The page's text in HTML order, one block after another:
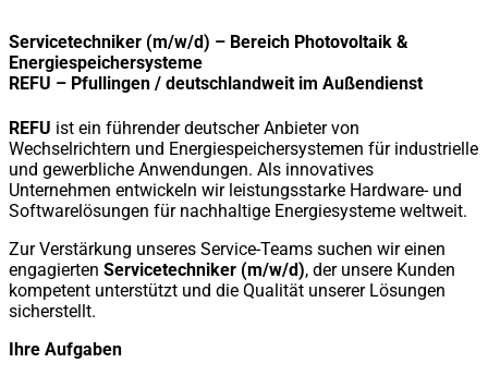
Servicetechniker (m/w/d) – Bereich Photovoltaik &
Energiespeichersysteme
REFU – Pfullingen / deutschlandweit im Außendienst
REFU ist ein führender deutscher Anbieter von
Wechselrichtern und Energiespeichersystemen für industrielle
und gewerbliche Anwendungen. Als innovatives
Unternehmen entwickeln wir leistungsstarke Hardware- und
Softwarelösungen für nachhaltige Energiesysteme weltweit.
Zur Verstärkung unseres Service-Teams suchen wir einen
engagierten Servicetechniker (m/w/d), der unsere Kunden
kompetent unterstützt und die Qualität unserer Lösungen
sicherstellt.
Ihre Aufgaben